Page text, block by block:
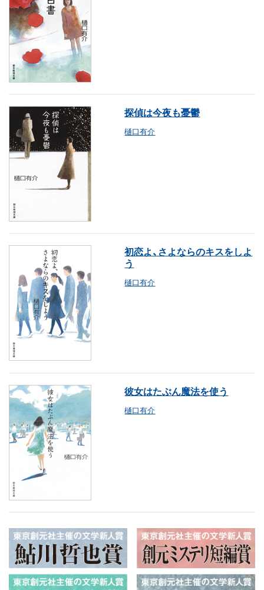
探偵は今夜も憂鬱
樋口有介
初恋よ、さよならのキスをしよ
う
樋口有介
彼女はたぶん魔法を使う
樋口有介